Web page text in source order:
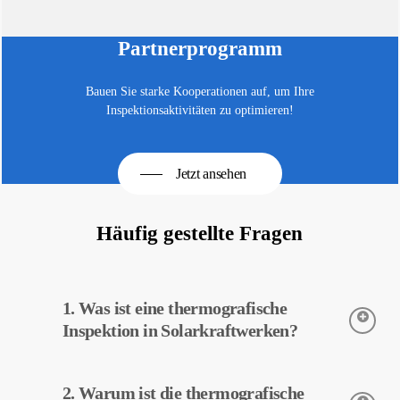
Partnerprogramm
Bauen Sie starke Kooperationen auf, um Ihre
Inspektionsaktivitäten zu optimieren!
Jetzt ansehen
Häufig gestellte Fragen
1. Was ist eine thermografische
Inspektion in Solarkraftwerken?
der Temperaturen von Geräten in Solarkraftwerken. Diese
2. Warum ist die thermografische